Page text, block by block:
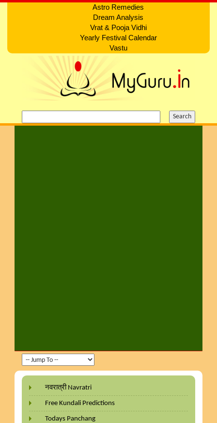
Astro Remedies
Dream Analysis
Vrat & Pooja Vidhi
Yearly Festival Calendar
Vastu
नवरात्री Navratri
Free Kundali Predictions
Todays Panchang